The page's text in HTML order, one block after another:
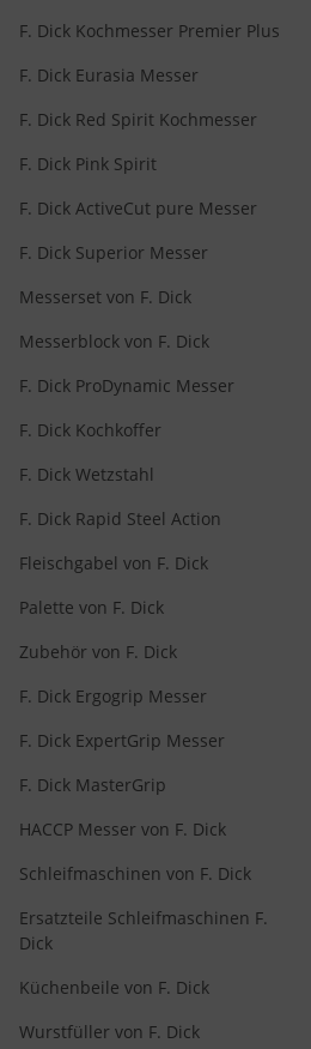
F. Dick Kochmesser Premier Plus
F. Dick Eurasia Messer
F. Dick Red Spirit Kochmesser
F. Dick Pink Spirit
F. Dick ActiveCut pure Messer
F. Dick Superior Messer
Messerset von F. Dick
Messerblock von F. Dick
F. Dick ProDynamic Messer
F. Dick Kochkoffer
F. Dick Wetzstahl
F. Dick Rapid Steel Action
Fleischgabel von F. Dick
Palette von F. Dick
Zubehör von F. Dick
F. Dick Ergogrip Messer
F. Dick ExpertGrip Messer
F. Dick MasterGrip
HACCP Messer von F. Dick
Schleifmaschinen von F. Dick
Ersatzteile Schleifmaschinen F.
Dick
Küchenbeile von F. Dick
Wurstfüller von F. Dick